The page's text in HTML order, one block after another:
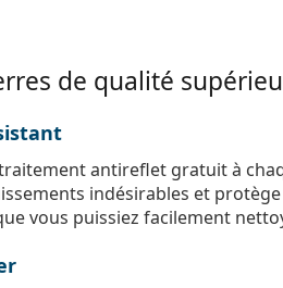
de qualité
antireflet gratuit à
indésirables et
vous puissiez facilement